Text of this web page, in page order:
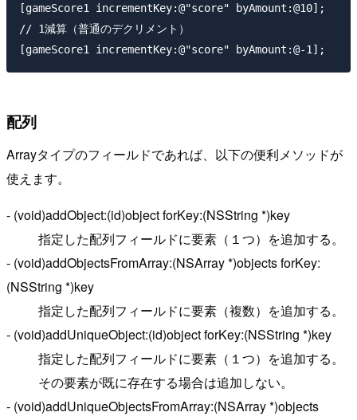
[gameScore1 incrementKey:@"score" byAmount:@10];
// 1減算（普通のデクリメント）
配列
Arrayタイプのフィールドであれば、以下の便利メソッドが
使えます。
- (void)addObject:(id)object forKey:(NSString *)key
指定した配列フィールドに要素（１つ）を追加する。
- (void)addObjectsFromArray:(NSArray *)objects forKey:
(NSString *)key
指定した配列フィールドに要素（複数）を追加する。
- (void)addUniqueObject:(id)object forKey:(NSString *)key
指定した配列フィールドに要素（１つ）を追加する。
その要素が既に存在する場合は追加しない。
- (void)addUniqueObjectsFromArray:(NSArray *)objects